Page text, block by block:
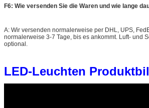
F6: Wie versenden Sie die Waren und wie lange
A: Wir versenden normalerweise per DHL, UPS,
normalerweise 3-7 Tage, bis es ankommt. Luft- und
optional.
LED-Leuchten